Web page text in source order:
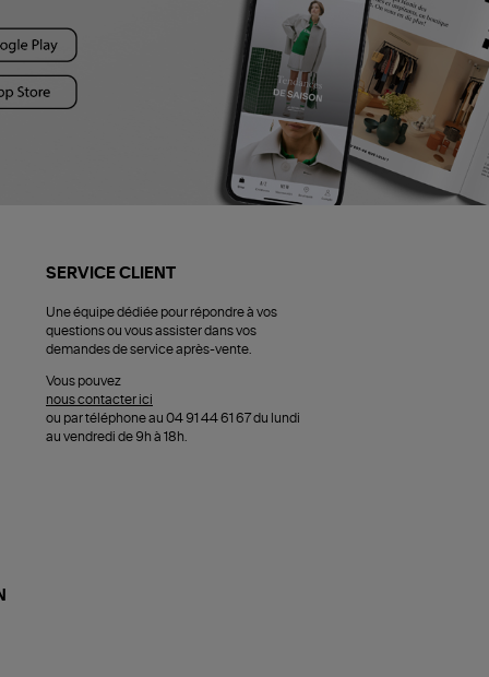
SERVICE CLIENT
Une équipe dédiée pour répondre à vos
questions ou vous assister dans vos
demandes de service après-vente.
Vous pouvez
nous contacter ici
ou par téléphone au 04 91 44 61 67 du lundi
au vendredi de 9h à 18h.